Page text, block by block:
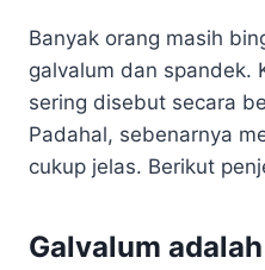
Banyak orang masih
galvalum dan spandek.
sering disebut secara
Padahal, sebenarnya
cukup jelas. Berikut
Galvalum